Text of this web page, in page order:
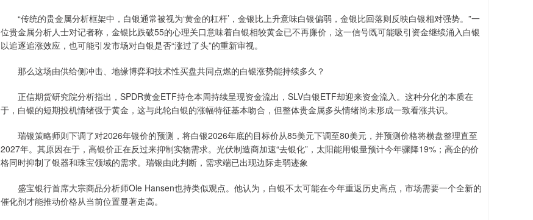
“传统的贵金属分析框架中，白银通常被视为‘黄金的杠杆’，金银比上升意味白银偏弱，金银比回落则反映白银相对强势。”一
位贵金属分析人士对记者称，金银比跌破55的心理关口意味着白银相较黄金已不再廉价，这一信号既可能吸引资金继续涌入白银
以追逐追涨效应，也可能引发市场对白银是否“涨过了头”的重新审视。
那么这场由供给侧冲击、地缘博弈和技术性买盘共同点燃的白银涨势能持续多久？
正信期货研究院分析指出，SPDR黄金ETF持仓本周持续呈现资金流出，SLV白银ETF却迎来资金流入。这种分化的本质在
于，白银的短期投机情绪强于黄金，这与此轮白银的涨幅特征基本吻合，但整体贵金属多头情绪尚未形成一致看涨共识。
瑞银策略师则下调了对2026年银价的预测，将白银2026年底的目标价从85美元下调至80美元，并预测价格将横盘整理直至
2027年。其原因在于，高银价正在反过来抑制实物需求。光伏制造商加速“去银化”，太阳能用银量预计今年骤降19%；高企的价
格同时抑制了银器和珠宝领域的需求。瑞银由此判断，需求端已出现边际走弱迹象
盛宝银行首席大宗商品分析师Ole Hansen也持类似观点。他认为，白银不太可能在今年重返历史高点，市场需要一个全新的
催化剂才能推动价格从当前位置显著走高。